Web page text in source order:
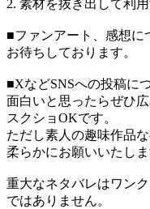
2. 素材を抜き出して利用
■ファンアート、感想に
お待ちしております。
■XなどSNSへの投稿に
面白いと思ったらぜひ
スクショOKです。
ただし素人の趣味作品
柔らかにお願いいたしま
重大なネタバレはワン
ではありません。